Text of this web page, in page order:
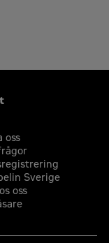
oss
Sverige
oss